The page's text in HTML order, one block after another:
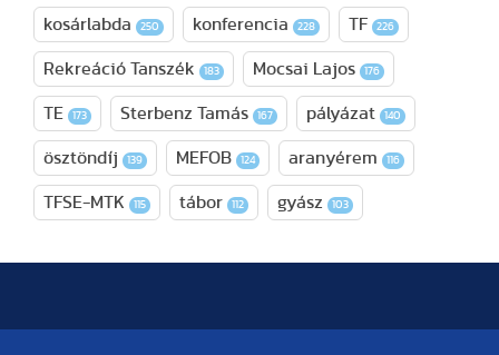
kosárlabda 250 konferencia 228 TF 226
Rekreáció Tanszék 183 Mocsai Lajos 176
TE 173 Sterbenz Tamás 167 pályázat 140
ösztöndíj 139 MEFOB 124 aranyérem 116
TFSE-MTK 115 tábor 112 gyász 103